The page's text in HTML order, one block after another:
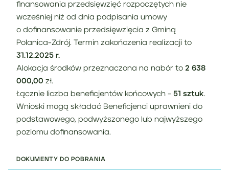
finansowania przedsięwzięć rozpoczętych nie
wcześniej niż od dnia podpisania umowy
o dofinansowanie przedsięwzięcia z Gminą
Polanica-Zdrój. Termin zakończenia realizacji to
31.12.2025 r.
Alokacja środków przeznaczona na nabór to 2 638
000,00 zł.
Łącznie liczba beneficjentów końcowych - 51 sztuk.
Wnioski mogą składać Beneficjenci uprawnieni do
podstawowego, podwyższonego lub najwyższego
poziomu dofinansowania.
DOKUMENTY DO POBRANIA